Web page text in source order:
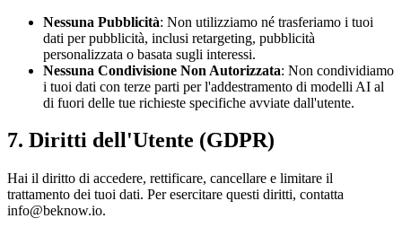
Nessuna Pubblicità: Non utilizziamo né trasferiamo i tuoi
dati per pubblicità, inclusi retargeting, pubblicità
personalizzata o basata sugli interessi.
Nessuna Condivisione Non Autorizzata: Non condividiamo
i tuoi dati con terze parti per l'addestramento di modelli AI al
di fuori delle tue richieste specifiche avviate dall'utente.
7. Diritti dell'Utente (GDPR)
Hai il diritto di accedere, rettificare, cancellare e limitare il
trattamento dei tuoi dati. Per esercitare questi diritti, contatta
info@beknow.io.